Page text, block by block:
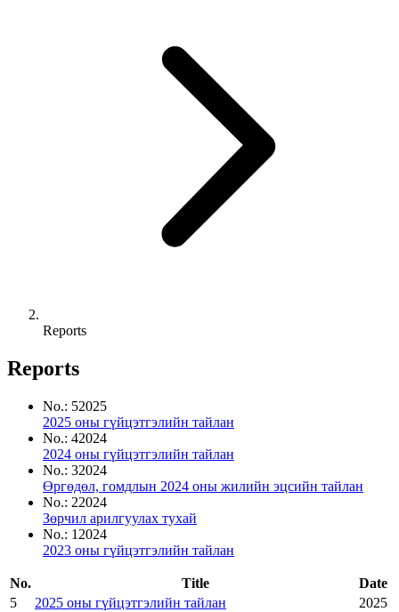
Reports
Reports
No.: 52025
2025 оны гүйцэтгэлийн тайлан
No.: 42024
2024 оны гүйцэтгэлийн тайлан
No.: 32024
Өргөдөл, гомдлын 2024 оны жилийн эцсийн тайлан
No.: 22024
Зөрчил арилгуулах тухай
No.: 1 2024
2023 оны гүйцэтгэлийн тайлан
No. Title
Date
5
2025 оны гүйцэтгэлийн тайлан
2025